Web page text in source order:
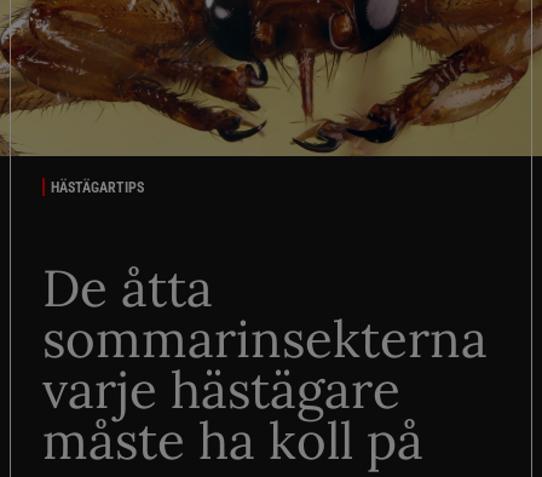
HÄSTÄGARTIPS
De åtta
sommarinsekterna
varje hästägare
måste ha koll på